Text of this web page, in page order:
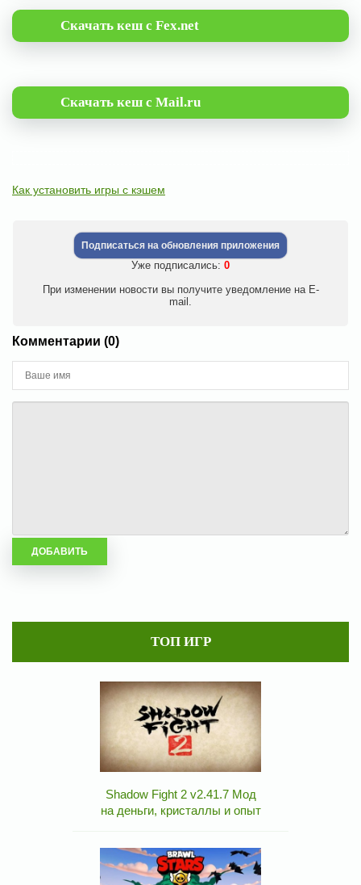
Скачать кеш с Fex.net
Скачать кеш с Mail.ru
Как установить игры с кэшем
Подписаться на обновления приложения
Уже подписались: 0
При изменении новости вы получите уведомление на E-
mail.
Комментарии (0)
ТОП ИГР
Shadow Fight 2 v2.41.7 Мод
на деньги, кристаллы и опыт